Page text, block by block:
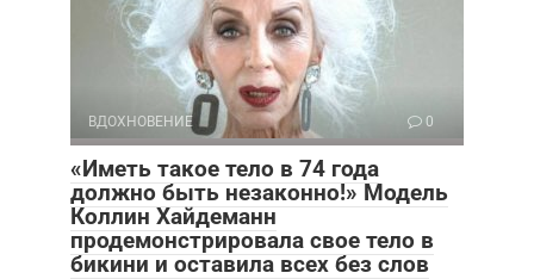
ВДОХНОВЕНИЕ 0
«Иметь такое тело в 74 года
должно быть незаконно!» Модель
Коллин Хайдеманн
продемонстрировала свое тело в
бикини и оставила всех без слов